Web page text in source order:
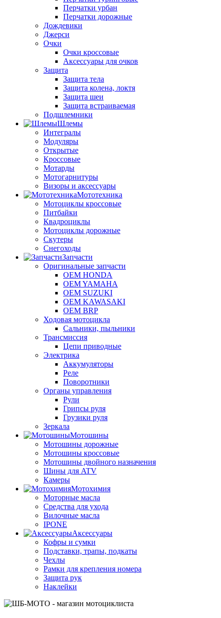
Перчатки урбан
Перчатки дорожные
Дождевики
Джерси
Очки
Очки кроссовые
Аксессуары для очков
Защита
Защита тела
Защита колена, локтя
Защита шеи
Защита встраиваемая
Подшлемники
Шлемы
Интегралы
Модуляры
Открытые
Кроссовые
Мотарды
Мотогарнитуры
Визоры и аксессуары
Мототехника
Мотоциклы кроссовые
Питбайки
Квадроциклы
Мотоциклы дорожные
Скутеры
Снегоходы
Запчасти
Оригинальные запчасти
OEM HONDA
OEM YAMAHA
OEM SUZUKI
OEM KAWASAKI
OEM BRP
Ходовая мотоцикла
Сальники, пыльники
Трансмиссия
Цепи приводные
Электрика
Аккумуляторы
Реле
Поворотники
Органы управления
Рули
Грипсы руля
Грузики руля
Зеркала
Мотошины
Мотошины дорожные
Мотошины кроссовые
Мотошины двойного назначения
Шины для ATV
Камеры
Мотохимия
Моторные масла
Средства для ухода
Вилочные масла
IPONE
Аксессуары
Кофры и сумки
Подставки, трапы, подкаты
Чехлы
Рамки для крепления номера
Защита рук
Наклейки